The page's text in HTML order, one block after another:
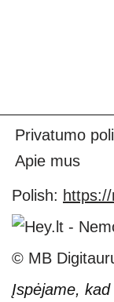
Privatumo
Apie mus
Polish:
© MB
Įspėjame,